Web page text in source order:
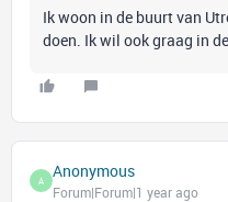
Ik woon in de buurt van
doen. Ik wil ook graag in
A Anonymous
Forum|Forum|1 year ago